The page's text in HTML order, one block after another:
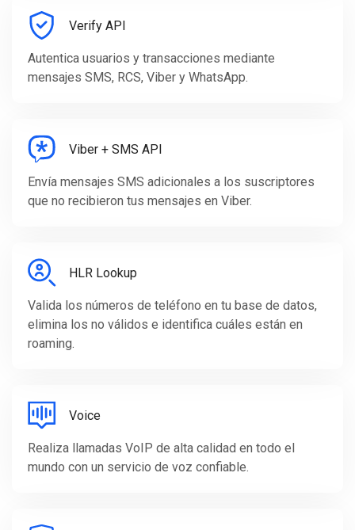
Verify API
Autentica usuarios y transacciones mediante
mensajes SMS, RCS, Viber y WhatsApp.
Viber + SMS API
Envía mensajes SMS adicionales a los suscriptores
que no recibieron tus mensajes en Viber.
HLR Lookup
Valida los números de teléfono en tu base de datos,
elimina los no válidos e identifica cuáles están en
roaming.
Voice
Realiza llamadas VoIP de alta calidad en todo el
mundo con un servicio de voz confiable.